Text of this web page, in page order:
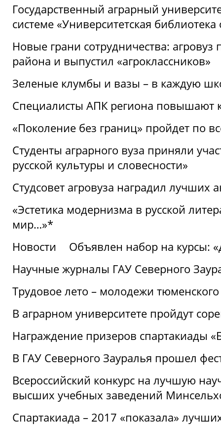
Государственный аграрный
системе «Университетская
Новые грани сотрудничества:
района и выпустил «агроклассников»
Зеленые клумбы и вазы – в каждую
Специалисты АПК региона повышают
«Поколение без границ» пройдет по
Студенты аграрного вуза приняли
русской культуры и словесности»
Студсовет агровуза наградил лучших
«Эстетика модернизма в русской
мир…»*
Новости
Объявлен набор на курсы:
Научные журналы ГАУ Северного
Трудовое лето – молодежи
В аграрном университете пройдут
Награждение призеров спартакиады
В ГАУ Северного Зауралья прошел
Всероссийский конкурс на лучшую
высших учебных заведений
Спартакиада – 2017 «показала»